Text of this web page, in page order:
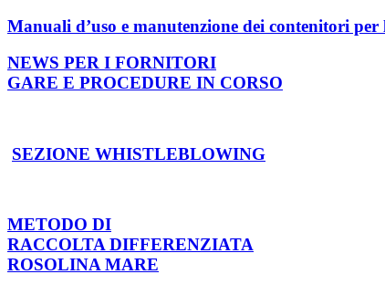
Manuali d’uso e manutenzione dei contenitori
NEWS PER I FORNITORI
GARE E PROCEDURE IN CORSO
SEZIONE WHISTLEBLOWING
METODO DI
RACCOLTA DIFFERENZIATA
ROSOLINA MARE